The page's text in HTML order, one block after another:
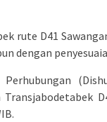
rute D41
dengan